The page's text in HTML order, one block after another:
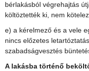
bérlakásból végrehajtás
költöztették ki, nem
e) a kérelmező és a vele
nincs előzetes
szabadságvesztés
A lakásba történő